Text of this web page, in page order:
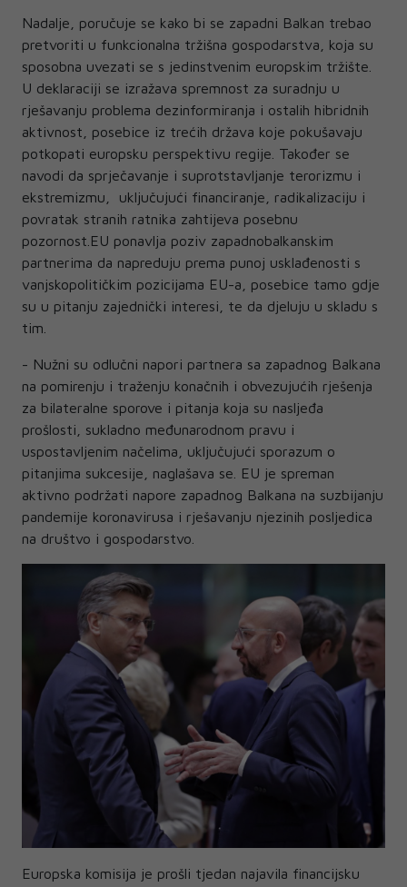
Nadalje, poručuje se kako bi se zapadni Balkan trebao
pretvoriti u funkcionalna tržišna gospodarstva, koja su
sposobna uvezati se s jedinstvenim europskim tržište.
U deklaraciji se izražava spremnost za suradnju u
rješavanju problema dezinformiranja i ostalih hibridnih
aktivnost, posebice iz trećih država koje pokušavaju
potkopati europsku perspektivu regije. Također se
navodi da sprječavanje i suprotstavljanje terorizmu i
ekstremizmu, uključujući financiranje, radikalizaciju i
povratak stranih ratnika zahtijeva posebnu
pozornost.EU ponavlja poziv zapadnobalkanskim
partnerima da napreduju prema punoj usklađenosti s
vanjskopolitičkim pozicijama EU-a, posebice tamo gdje
su u pitanju zajednički interesi, te da djeluju u skladu s
tim.
- Nužni su odlučni napori partnera sa zapadnog Balkana
na pomirenju i traženju konačnih i obvezujućih rješenja
za bilateralne sporove i pitanja koja su nasljeđa
prošlosti, sukladno međunarodnom pravu i
uspostavljenim načelima, uključujući sporazum o
pitanjima sukcesije, naglašava se. EU je spreman
aktivno podržati napore zapadnog Balkana na suzbijanju
pandemije koronavirusa i rješavanju njezinih posljedica
na društvo i gospodarstvo.
Europska komisija je prošli tjedan najavila financijsku